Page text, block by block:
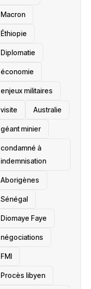
Macron
Éthiopie
Diplomatie
économie
enjeux militaires
visite ‎Australie
géant minier
condamné à
indemnisation
Aborigènes
Sénégal
Diomaye Faye
négociations
FMI
Procès libyen